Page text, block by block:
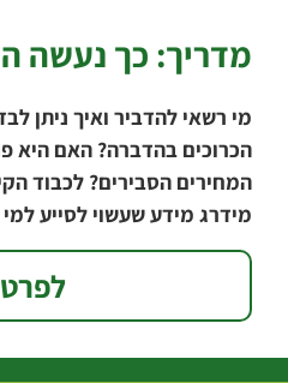
מדריך: כך נעשה
מי רשאי להדביר ואיך ניתן
הכרוכים בהדברה? האם היא
המחירים הסבירים? לכבוד
מידרג מידע שעשוי לסייע